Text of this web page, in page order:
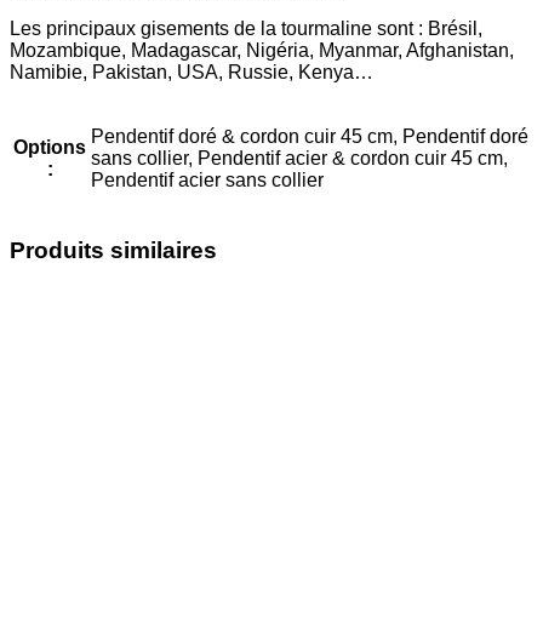
Les principaux gisements de la tourmaline sont : Brésil,
Mozambique, Madagascar, Nigéria, Myanmar, Afghanistan,
Namibie, Pakistan, USA, Russie, Kenya…
Options
:
Pendentif doré & cordon cuir 45 cm, Pendentif doré
sans collier, Pendentif acier & cordon cuir 45 cm,
Pendentif acier sans collier
Produits similaires